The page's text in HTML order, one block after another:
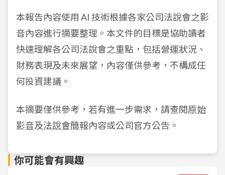
本報告內容使用 AI 技術根據各家公司法說會之影
音內容進行摘要整理。本文件的目標是協助讀者
快速理解各公司法說會之重點，包括營運狀況、
財務表現及未來展望，內容僅供參考，不構成任
何投資建議。
本摘要僅供參考，若有進一步需求，請查閱原始
影音及法說會簡報內容或公司官方公告。
你可能會有興趣